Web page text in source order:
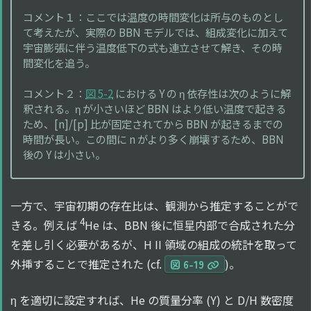
コメント１：ここでは温度の時間変化は所与のものとし
て考えたが、実際の BBN モデルでは、組成変化に加えて
宇宙膨張に伴う温度低下の式も連立させて解き、その時
間変化を追う。
コメント２： 図 5-2 における Y の η 依存性は次のように解
釈される。η が小さいほど BBN はより低い温度で起きる
ため、[n]/[p] 比が固定されてから BBN が起きるまでの
時間が長い。この間に n がより多く崩壊するため、BBN
後の Y は小さい。
一方で、宇宙初期の存在比は、観測から推定することがで
きる。例えば4He は、BBN 後に恒星内部で合成された分
を差し引く必要があるが、H II 領域の組成の統計を取って
外挿することで推定された (cf.
図 6-19 )。
η を適切に設定すれば、He の質量分率 (Y) と D/H 数密度